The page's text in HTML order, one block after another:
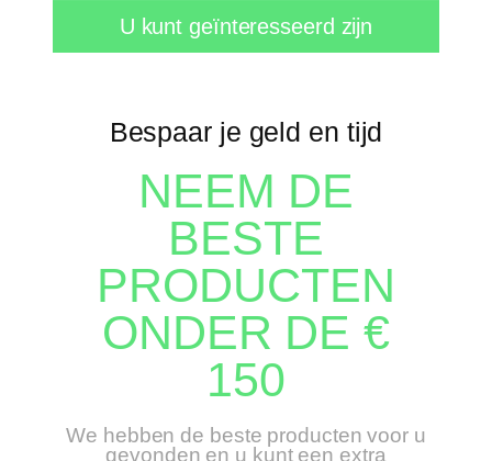
U kunt geïnteresseerd zijn
Bespaar je geld en tijd
NEEM DE
BESTE
PRODUCTEN
ONDER DE €
150
We hebben de beste producten voor u
gevonden en u kunt een extra